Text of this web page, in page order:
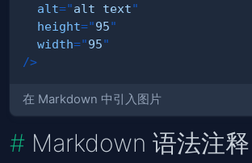
alt="alt text"
height="95"
width="95"
/>
在 Markdown 中引入图片
Markdown 语法注释